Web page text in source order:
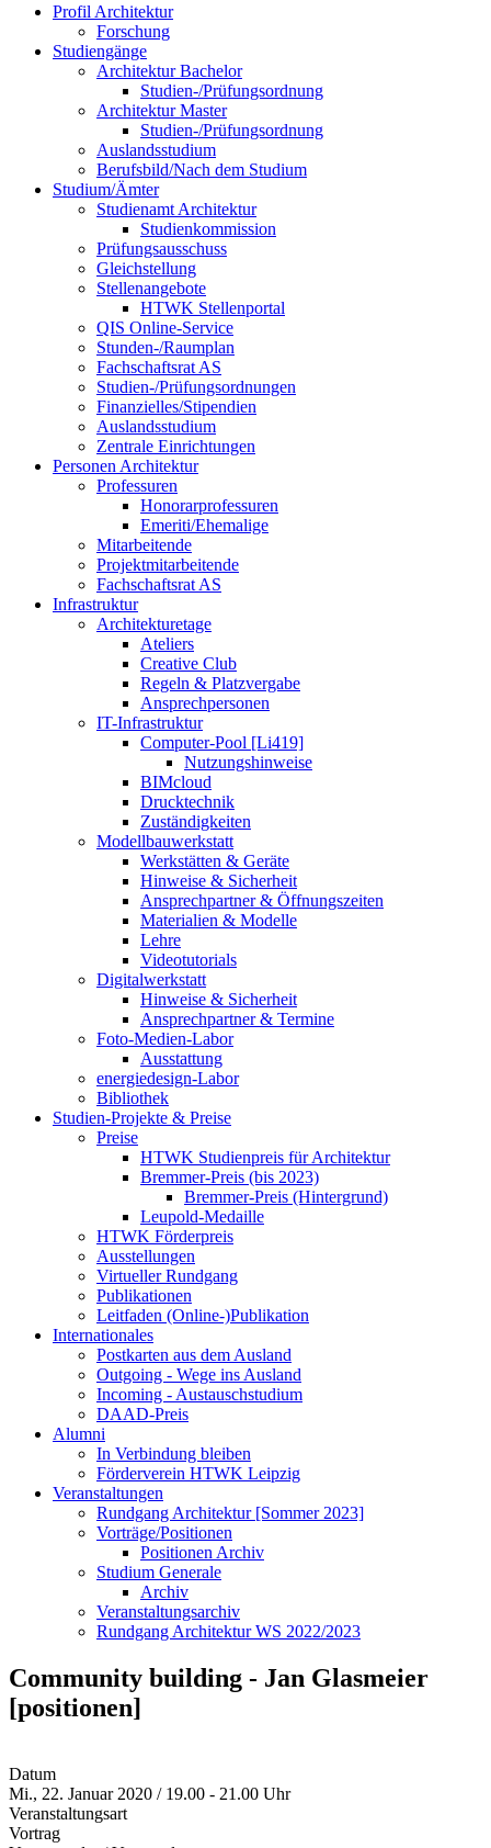
Profil Architektur
Forschung
Studiengänge
Architektur Bachelor
Studien-/Prüfungsordnung
Architektur Master
Studien-/Prüfungsordnung
Auslandsstudium
Berufsbild/Nach dem Studium
Studium/Ämter
Studienamt Architektur
Studienkommission
Prüfungsausschuss
Gleichstellung
Stellenangebote
HTWK Stellenportal
QIS Online-Service
Stunden-/Raumplan
Fachschaftsrat AS
Studien-/Prüfungsordnungen
Finanzielles/Stipendien
Auslandsstudium
Zentrale Einrichtungen
Personen Architektur
Professuren
Honorarprofessuren
Emeriti/Ehemalige
Mitarbeitende
Projektmitarbeitende
Fachschaftsrat AS
Infrastruktur
Architekturetage
Ateliers
Creative Club
Regeln & Platzvergabe
Ansprechpersonen
IT-Infrastruktur
Computer-Pool [Li419]
Nutzungshinweise
BIMcloud
Drucktechnik
Zuständigkeiten
Modellbauwerkstatt
Werkstätten & Geräte
Hinweise & Sicherheit
Ansprechpartner & Öffnungszeiten
Materialien & Modelle
Lehre
Videotutorials
Digitalwerkstatt
Hinweise & Sicherheit
Ansprechpartner & Termine
Foto-Medien-Labor
Ausstattung
energiedesign-Labor
Bibliothek
Studien-Projekte & Preise
Preise
HTWK Studienpreis für Architektur
Bremmer-Preis (bis 2023)
Bremmer-Preis (Hintergrund)
Leupold-Medaille
HTWK Förderpreis
Ausstellungen
Virtueller Rundgang
Publikationen
Leitfaden (Online-)Publikation
Internationales
Postkarten aus dem Ausland
Outgoing - Wege ins Ausland
Incoming - Austauschstudium
DAAD-Preis
Alumni
In Verbindung bleiben
Förderverein HTWK Leipzig
Veranstaltungen
Rundgang Architektur [Sommer 2023]
Vorträge/Positionen
Positionen Archiv
Studium Generale
Archiv
Veranstaltungsarchiv
Rundgang Architektur WS 2022/2023
Community building - Jan Glasmeier
[positionen]
Datum
Mi., 22. Januar 2020 / 19.00 - 21.00 Uhr
Veranstaltungsart
Vortrag